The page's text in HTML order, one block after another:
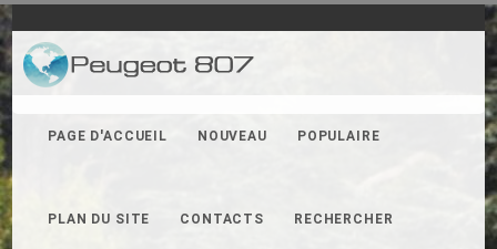
PAGE D'ACCUEIL NOUVEAU POPULAIRE
PLAN DU SITE CONTACTS RECHERCHER